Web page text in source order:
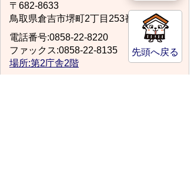
〒682-8633
鳥取県倉吉市堺町2丁目253番地1
電話番号:0858-22-8220
ファックス:0858-22-8135
場所:第2庁舎2階
先頭へ戻る